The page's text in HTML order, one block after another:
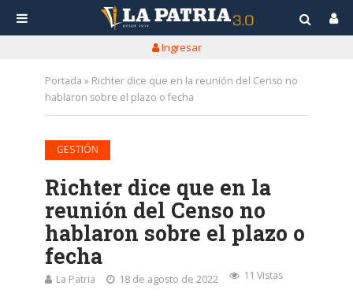
Ingresar
Portada » Richter dice que en la reunión del Censo no
hablaron sobre el plazo o fecha
GESTIÓN
Richter dice que en la
reunión del Censo no
hablaron sobre el plazo o
fecha
La Patria 18 de agosto de 2022 11 Vistas